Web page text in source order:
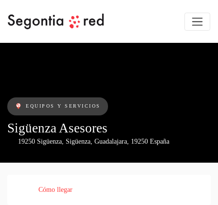
EQUIPOS Y SERVICIOS
Sigüenza Asesores
19250 Sigüenza, Sigüenza, Guadalajara, 19250 España
Cómo llegar